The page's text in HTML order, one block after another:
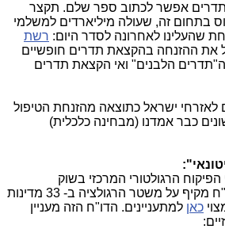
אפשר לכתוב ספר שלם. תקצר
בתחום זה, שעולה מיליארדים למשלמי
שהעלינו לאחרונה לסדר היום: רשת
את ההזנחה בהקצאת תדרים חופשיים
ה"תדרים הלבנים" ואי הקצאת תדרים
לאזרחי ישראל כתוצאה מהזנחת הטיפול
כבר אמדנו (מבחינה כלכלית)
הרגולטורי המרכזי בשוק
האירוופאי - BEREC, דו"ח מקיף על משטר הרגולציה ב- 33 מדינות
כאן למתעניינים. הדו"ח הזה מעניין